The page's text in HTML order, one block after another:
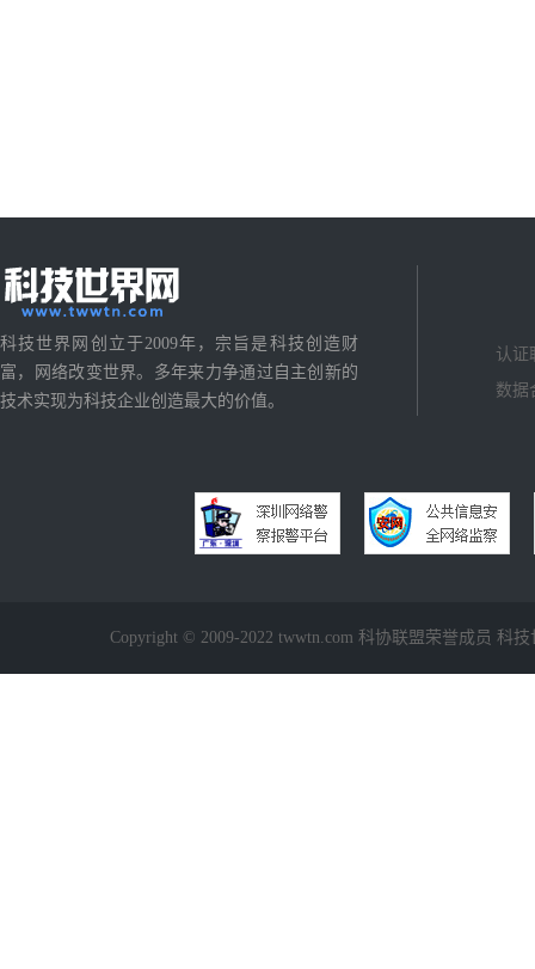
科技世界网创立于2009年，宗旨是科技创造财
富，网络改变世界。多年来力争通过自主创新的
技术实现为科技企业创造最大的价值。
认证
数据
Copyright © 2009-2022 twwtn.com 科协联盟荣誉成员 科